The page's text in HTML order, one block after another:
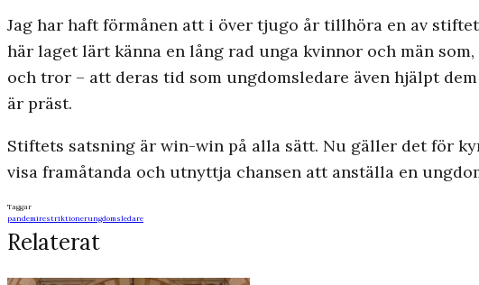
Jag har haft förmånen att i över tjugo år tillhöra en av
här laget lärt känna en lång rad unga kvinnor och män
och tror – att deras tid som ungdomsledare även hjälpt
är präst.
Stiftets satsning är win-win på alla sätt. Nu gäller det för
visa framåtanda och utnyttja chansen att anställa en
Taggar
pandemirestriktionerungdomsledare
Relaterat